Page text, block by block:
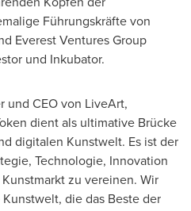
Führungskräfte von
Everest Ventures Group
und Inkubator.
und CEOvon LiveArt,
dient als ultimative Brücke
digitalen Kunstwelt. Es ist der
Technologie, Innovation
zu vereinen. Wir
die das Beste der